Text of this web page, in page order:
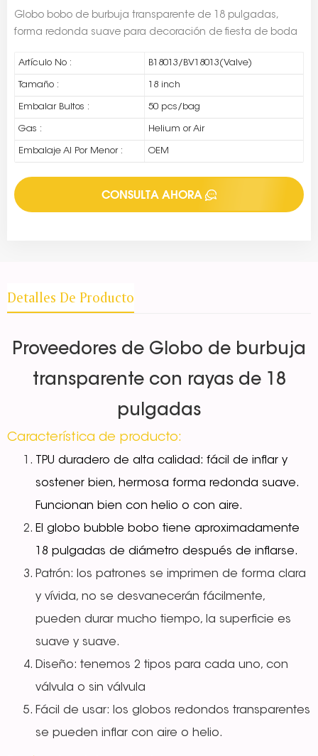
Globo bobo de burbuja transparente de 18 pulgadas,
forma redonda suave para decoración de fiesta de boda
Artículo No : B18013/BV18013(Valve)
Tamaño : 18 inch
Embalar Bultos : 50 pcs/bag
Gas : Helium or Air
Embalaje Al Por Menor : OEM
CONSULTA AHORA
Detalles De Producto
Proveedores de Globo de burbuja
transparente con rayas de 18
pulgadas
Característica de producto:
TPU duradero de alta calidad: fácil de inflar y
sostener bien, hermosa forma redonda suave.
Funcionan bien con helio o con aire.
El globo bubble bobo tiene aproximadamente
18 pulgadas de diámetro después de inflarse.
Patrón: los patrones se imprimen de forma clara
y vívida, no se desvanecerán fácilmente,
pueden durar mucho tiempo, la superficie es
suave y suave.
Diseño: tenemos 2 tipos para cada uno, con
válvula o sin válvula
Fácil de usar: los globos redondos transparentes
se pueden inflar con aire o helio.